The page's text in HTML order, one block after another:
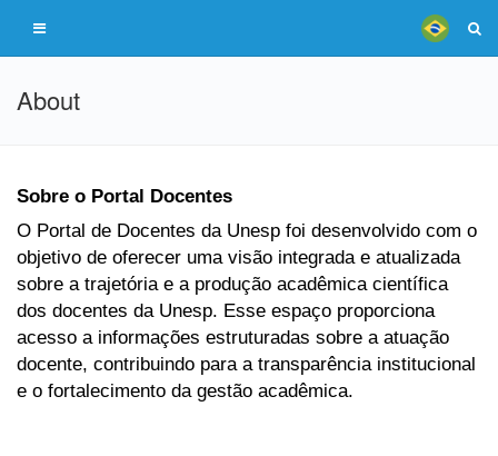
About
Sobre o Portal Docentes
O Portal de Docentes da Unesp foi desenvolvido com o
objetivo de oferecer uma visão integrada e atualizada
sobre a trajetória e a produção acadêmica científica
dos docentes da Unesp. Esse espaço proporciona
acesso a informações estruturadas sobre a atuação
docente, contribuindo para a transparência institucional
e o fortalecimento da gestão acadêmica.